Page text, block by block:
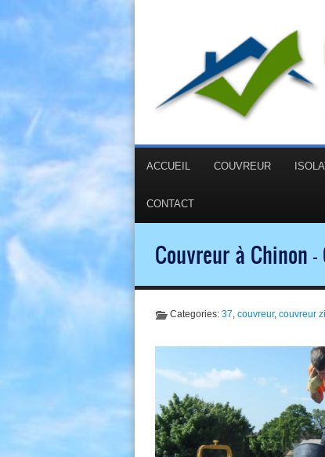
ACCUEIL COUVREUR
CONTACT
Couvreur à Chinon
Categories: 37, couvreur, couvreur